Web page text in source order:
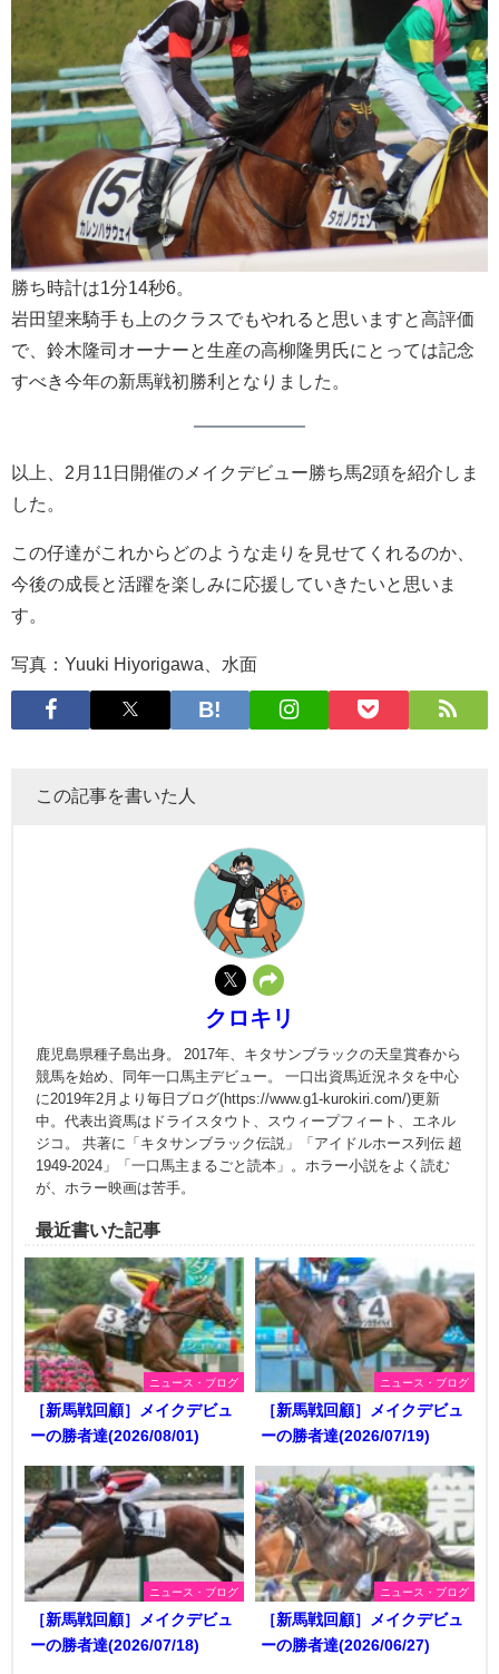
勝ち時計は1分14秒6。
岩田望来騎手も上のクラスでもやれると思いますと高評価
で、鈴木隆司オーナーと生産の高柳隆男氏にとっては記念
すべき今年の新馬戦初勝利となりました。
以上、2月11日開催のメイクデビュー勝ち馬2頭を紹介しま
した。
この仔達がこれからどのような走りを見せてくれるのか、
今後の成長と活躍を楽しみに応援していきたいと思いま
す。
写真：Yuuki Hiyorigawa、水面
この記事を書いた人
クロキリ
鹿児島県種子島出身。 2017年、キタサンブラックの天皇賞春から
競馬を始め、同年一口馬主デビュー。 一口出資馬近況ネタを中心
に2019年2月より毎日ブログ(https://www.g1-kurokiri.com/)更新
中。代表出資馬はドライスタウト、スウィープフィート、エネル
ジコ。 共著に「キタサンブラック伝説」「アイドルホース列伝 超
1949-2024」「一口馬主まるごと読本」。ホラー小説をよく読む
が、ホラー映画は苦手。
最近書いた記事
ニュース・ブログ
［新馬戦回顧］メイクデビュ
ーの勝者達(2026/08/01)
ニュース・ブログ
［新馬戦回顧］メイクデビュ
ーの勝者達(2026/07/19)
ニュース・ブログ
［新馬戦回顧］メイクデビュ
ーの勝者達(2026/07/18)
ニュース・ブログ
［新馬戦回顧］メイクデビュ
ーの勝者達(2026/06/27)